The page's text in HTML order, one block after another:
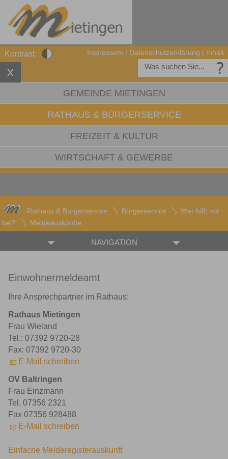
Kontrast: Impressum | Datenschutzerklärung | Inhalt
GEMEINDE MIETINGEN
RATHAUS & BÜRGERSERVICE
FREIZEIT & KULTUR
WIRTSCHAFT & GEWERBE
Rathaus & Bürgerservice Bürgerservice
Wer hilft mir
bei?
Meldeauskünfte
NAVIGATION
Einwohnermeldeamt
Ihre Ansprechpartner im Rathaus:
Rathaus Mietingen
Frau Wieland
Tel.: 07392 9720-28
Fax: 07392 9720-30
E-Mail schreiben
OV Baltringen
Frau Einzmann
Tel. 07356 2321
Fax 07356 928488
E-Mail schreiben
Einfache Melderegisterauskunft